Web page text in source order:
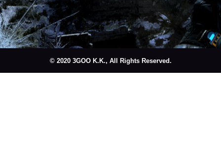
© 2020 3GOO K.K., All Rights Reserved.